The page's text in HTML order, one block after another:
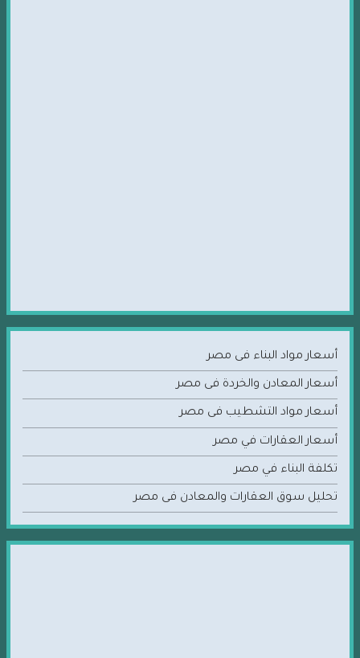
أسعار مواد البناء فى مصر
أسعار المعادن والخردة فى مصر
أسعار مواد التشطيب فى مصر
أسعار العقارات في مصر
تكلفة البناء في مصر
تحليل سوق العقارات والمعادن فى مصر